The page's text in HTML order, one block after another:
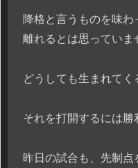
降格と言うものを味
離れるとは思っていま
どうしても生まれてく
それを打開するには勝
昨日の試合も、先制点